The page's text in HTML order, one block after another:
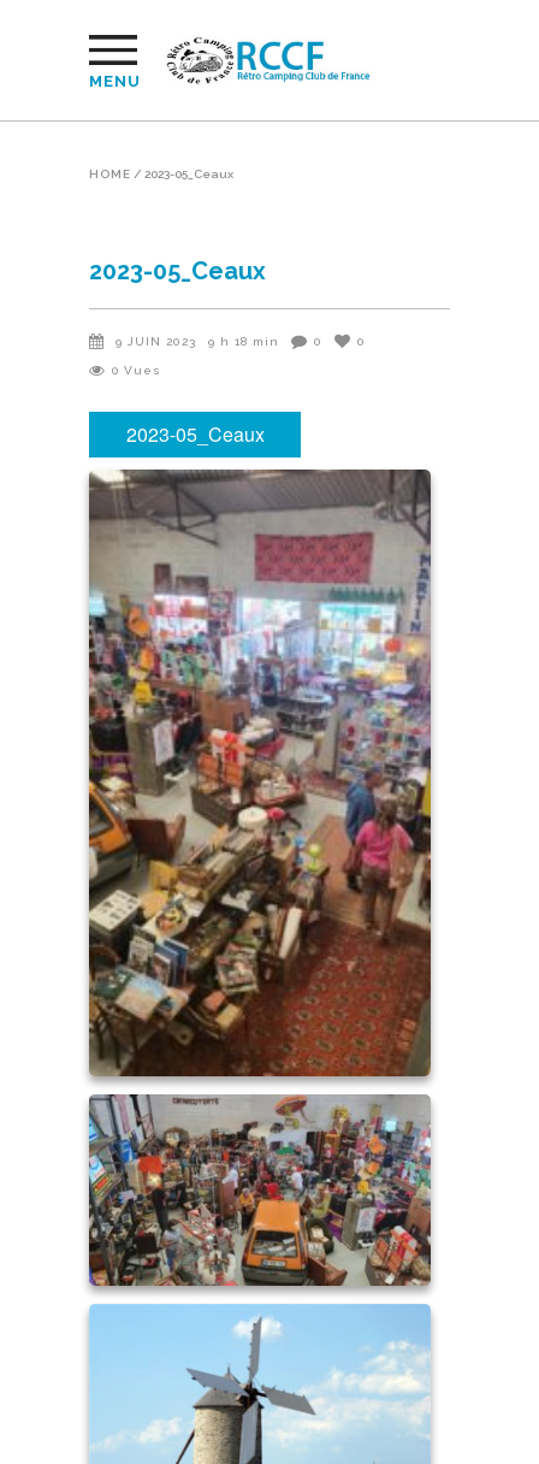
MENU
HOME / 2023-05_Ceaux
2023-05_Ceaux
9 JUIN 2023 9 h 18 min 0 0
0 Vues
2023-05_Ceaux